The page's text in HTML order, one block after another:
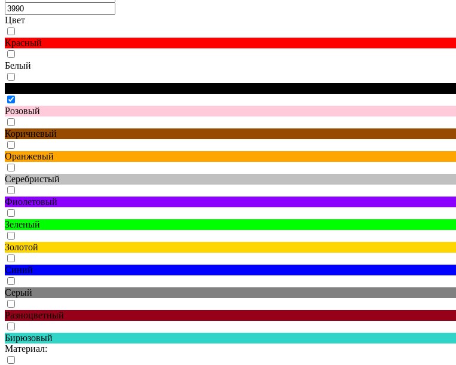
Цвет
Красный
Белый
Розовый
Коричневый
Оранжевый
Серебристый
Фиолетовый
Зеленый
Золотой
Синий
Серый
Разноцветный
Бирюзовый
Материал: